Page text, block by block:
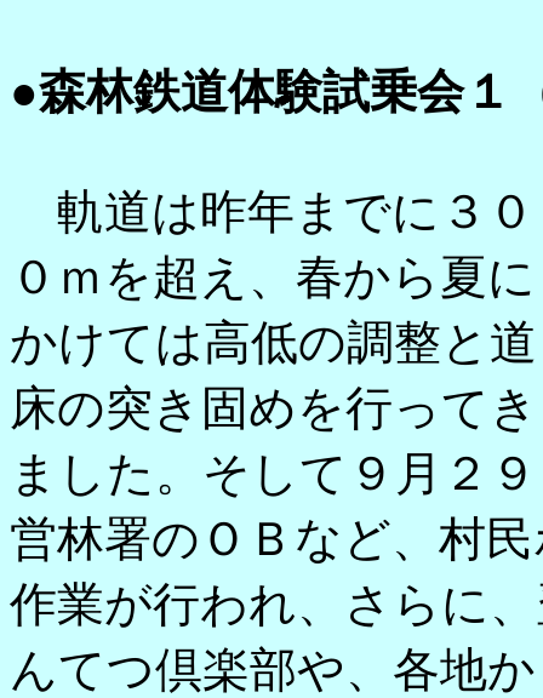
●森林鉄道体験試乗会１
軌道は昨年までに３０
０ｍを超え、春から夏に
かけては高低の調整と道
床の突き固めを行ってき
ました。そして９月２
営林署のＯＢなど、村
作業が行われ、さらに
んてつ倶楽部や、各地